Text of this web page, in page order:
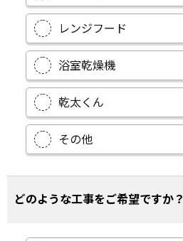
レンジフード
浴室乾燥機
乾太くん
その他
どのような工事をご希望ですか？